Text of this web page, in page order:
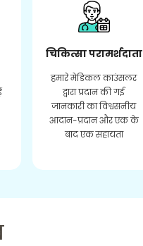
चिकित्सा परामर्शदाता
हमारे मेडिकल काउंसलर
द्वारा प्रदान की गई
जानकारी का विश्वसनीय
आदान-प्रदान और एक के
बाद एक सहायता